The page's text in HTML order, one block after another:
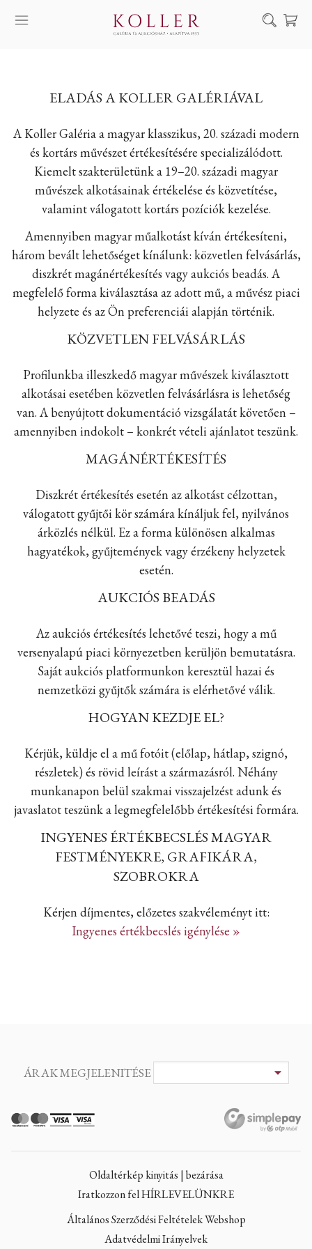
MŰVÉSZEINK
ALKOTÁSOK
AUKCIÓ
KIÁLLÍTÁSAINK
HÍREINK
RÓLUNK
EN
DE
Keresés
ELADÁS A KOLLER GALÉRIÁVAL
A Koller Galéria a magyar klasszikus, 20. századi modern
és kortárs művészet értékesítésére specializálódott.
Kiemelt szakterületünk a 19–20. századi magyar
művészek alkotásainak értékelése és közvetítése,
valamint válogatott kortárs pozíciók kezelése.
Amennyiben magyar műalkotást kíván értékesíteni,
három bevált lehetőséget kínálunk: közvetlen felvásárlás,
diszkrét magánértékesítés vagy aukciós beadás. A
megfelelő forma kiválasztása az adott mű, a művész piaci
helyzete és az Ön preferenciái alapján történik.
KÖZVETLEN FELVÁSÁRLÁS
Profilunkba illeszkedő magyar művészek kiválasztott
alkotásai esetében közvetlen felvásárlásra is lehetőség
van. A benyújtott dokumentáció vizsgálatát követően –
amennyiben indokolt – konkrét vételi ajánlatot teszünk.
MAGÁNÉRTÉKESÍTÉS
Diszkrét értékesítés esetén az alkotást célzottan,
válogatott gyűjtői kör számára kínáljuk fel, nyilvános
árközlés nélkül. Ez a forma különösen alkalmas
hagyatékok, gyűjtemények vagy érzékeny helyzetek
esetén.
AUKCIÓS BEADÁS
Az aukciós értékesítés lehetővé teszi, hogy a mű
versenyalapú piaci környezetben kerüljön bemutatásra.
Saját aukciós platformunkon keresztül hazai és
nemzetközi gyűjtők számára is elérhetővé válik.
HOGYAN KEZDJE EL?
Kérjük, küldje el a mű fotóit (előlap, hátlap, szignó,
részletek) és rövid leírást a származásról. Néhány
munkanapon belül szakmai visszajelzést adunk és
javaslatot teszünk a legmegfelelőbb értékesítési formára.
INGYENES ÉRTÉKBECSLÉS MAGYAR
FESTMÉNYEKRE, GRAFIKÁRA,
SZOBROKRA
Kérjen díjmentes, előzetes szakvéleményt itt:
Ingyenes értékbecslés igénylése »
ÁRAK MEGJELENITÉSE
Oldaltérkép kinyitás | bezárása
Iratkozzon fel HÍRLEVELÜNKRE
Általános Szerződési Feltételek Webshop
Adatvédelmi Irányelvek